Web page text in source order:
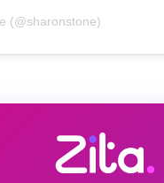
(@sharonstone)